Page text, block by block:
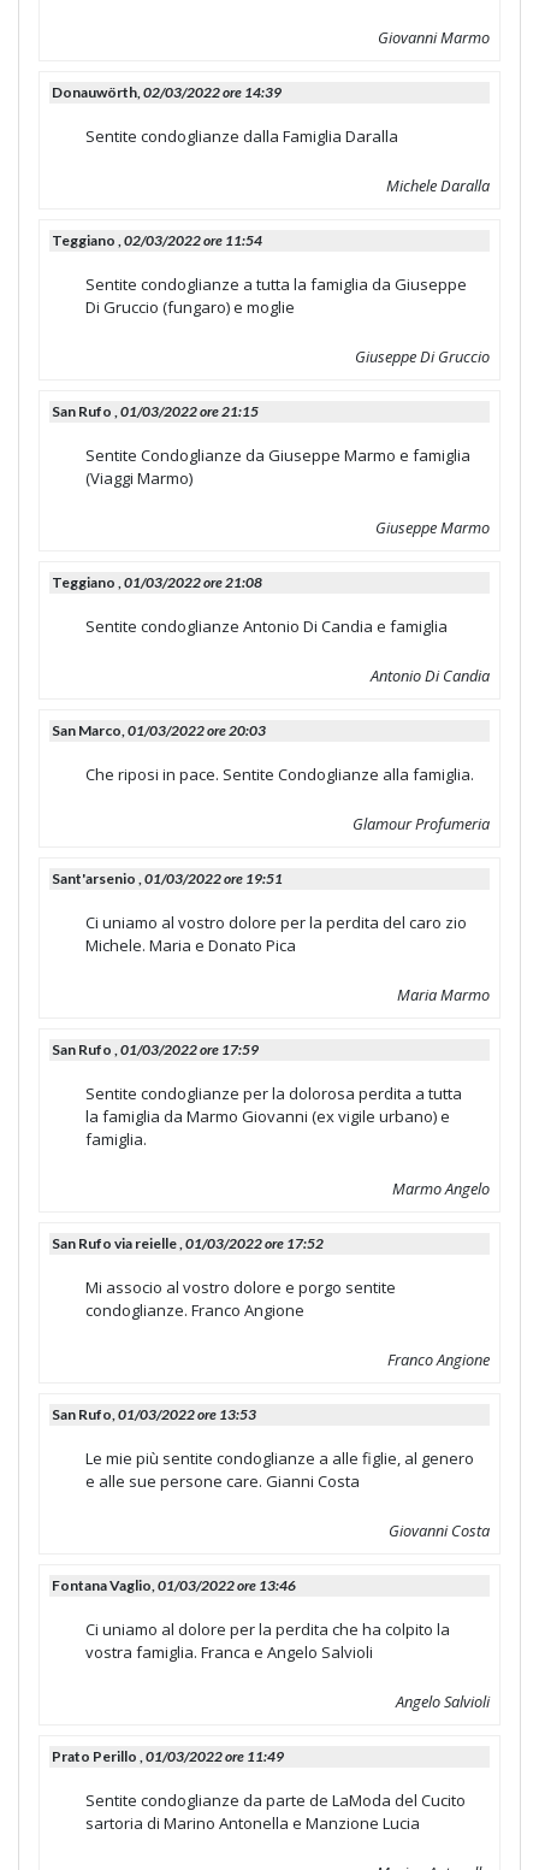
Giovanni Marmo
Donauwörth, 02/03/2022 ore 14:39
Sentite condoglianze dalla Famiglia Daralla
Michele Daralla
Teggiano , 02/03/2022 ore 11:54
Sentite condoglianze a tutta la famiglia da Giuseppe
Di Gruccio (fungaro) e moglie
Giuseppe Di Gruccio
San Rufo , 01/03/2022 ore 21:15
Sentite Condoglianze da Giuseppe Marmo e famiglia
(Viaggi Marmo)
Giuseppe Marmo
Teggiano , 01/03/2022 ore 21:08
Sentite condoglianze Antonio Di Candia e famiglia
Antonio Di Candia
San Marco, 01/03/2022 ore 20:03
Che riposi in pace. Sentite Condoglianze alla famiglia.
Glamour Profumeria
Sant'arsenio , 01/03/2022 ore 19:51
Ci uniamo al vostro dolore per la perdita del caro zio
Michele. Maria e Donato Pica
Maria Marmo
San Rufo , 01/03/2022 ore 17:59
Sentite condoglianze per la dolorosa perdita a tutta
la famiglia da Marmo Giovanni (ex vigile urbano) e
famiglia.
Marmo Angelo
San Rufo via reielle , 01/03/2022 ore 17:52
Mi associo al vostro dolore e porgo sentite
condoglianze. Franco Angione
Franco Angione
San Rufo, 01/03/2022 ore 13:53
Le mie più sentite condoglianze a alle figlie, al genero
e alle sue persone care. Gianni Costa
Giovanni Costa
Fontana Vaglio, 01/03/2022 ore 13:46
Ci uniamo al dolore per la perdita che ha colpito la
vostra famiglia. Franca e Angelo Salvioli
Angelo Salvioli
Prato Perillo , 01/03/2022 ore 11:49
Sentite condoglianze da parte de LaModa del Cucito
sartoria di Marino Antonella e Manzione Lucia